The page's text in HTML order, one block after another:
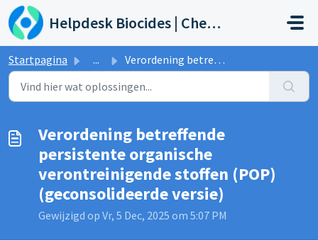
Doorgaan naar hoofdinhoud
Helpdesk Biocides | Chemicals | Products
Startpagina ... Verordening betreffende persistente organische verontrein...
Verordening betreffende
persistente organische
verontreinigende stoffen (POP)
(geconsolideerde versie)
Gewijzigd op Vr, 5 Dec, 2025 om 5:07 PM